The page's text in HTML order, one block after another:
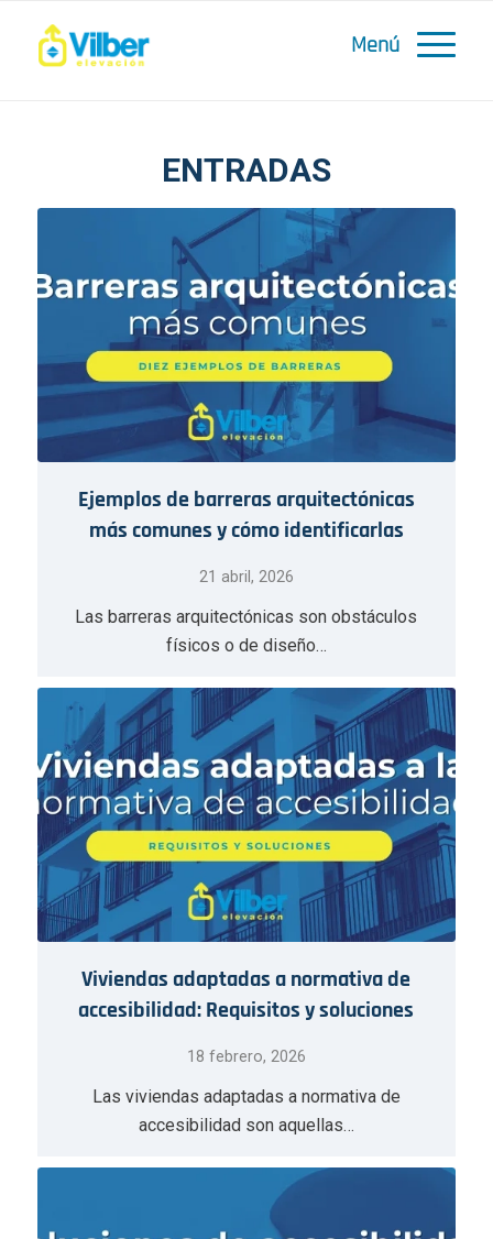
ENTRADAS
Ejemplos de barreras arquitectónicas
más comunes y cómo identificarlas
21 abril, 2026
Las barreras arquitectónicas son obstáculos
físicos o de diseño…
Viviendas adaptadas a normativa de
accesibilidad: Requisitos y soluciones
18 febrero, 2026
Las viviendas adaptadas a normativa de
accesibilidad son aquellas…